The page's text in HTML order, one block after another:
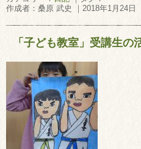
作成者：桑原 武史 ｜2018年1月24日
「子ども教室」受講生の